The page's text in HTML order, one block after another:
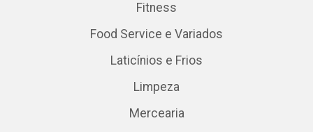
Fitness
Food Service e Variados
Laticínios e Frios
Limpeza
Mercearia